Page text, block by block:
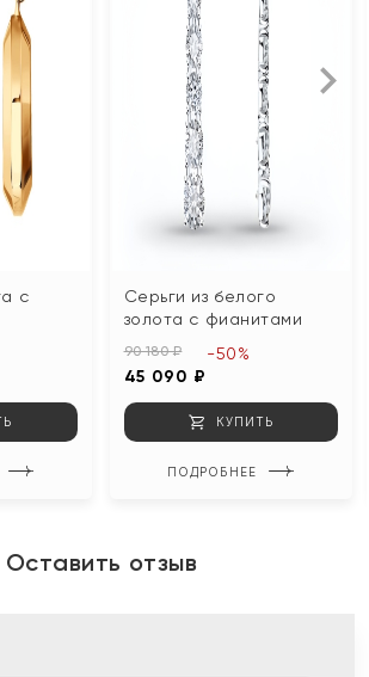
с
Серьги из белого
золота с фианитами
90 180 ₽
45 090 ₽
-50%
КУПИТЬ
ПОДРОБНЕЕ
Оставить отзыв